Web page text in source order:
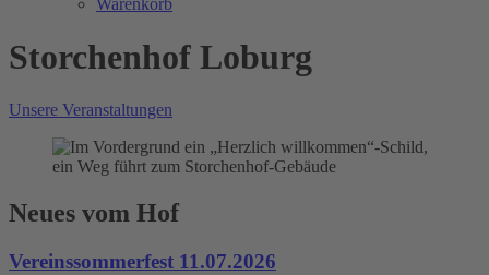
Storchenhof Loburg
Unsere Veranstaltungen
Neues vom Hof
Vereinssommerfest 11.07.2026